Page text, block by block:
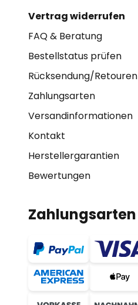
Vertrag widerrufen
FAQ & Beratung
Bestellstatus prüfen
Rücksendung/Retouren
Zahlungsarten
Versandinformationen
Kontakt
Herstellergarantien
Bewertungen
Zahlungsarten